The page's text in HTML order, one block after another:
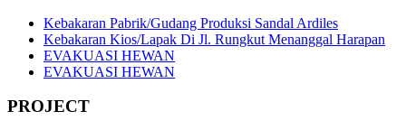
Kebakaran Pabrik/Gudang Produksi Sandal Ardiles
Kebakaran Kios/Lapak Di Jl. Rungkut Menanggal Harapan
EVAKUASI HEWAN
EVAKUASI HEWAN
PROJECT